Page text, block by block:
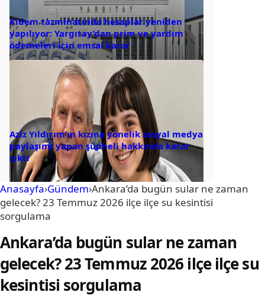
Kıdem tazminatında hesaplar yeniden
yapılıyor: Yargıtay’dan prim ve yardım
ödemeleri için emsal karar
Aziz Yıldırım’ın kızına yönelik sosyal medya
paylaşımı yapan şüpheli hakkında karar
çıktı
Anasayfa›Gündem›Ankara’da bugün sular ne zaman
gelecek? 23 Temmuz 2026 ilçe ilçe su kesintisi
sorgulama
Ankara’da bugün sular ne zaman
gelecek? 23 Temmuz 2026 ilçe ilçe su
kesintisi sorgulama